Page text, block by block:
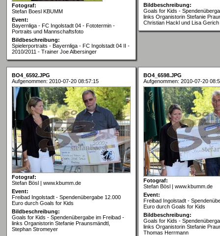
Fotograf:
Stefan Boesl KBUMM
Event:
Bayernliga - FC Ingolstadt 04 - Fototermin -
Portraits und Mannschaftsfoto
Bildbeschreibung:
Spielerportraits - Bayernliga - FC Ingolstadt 04 II -
2010/2011 - Trainer Joe Albersinger
Bildbeschreibung:
Goals for Kids -
links Organistorin Stefanie
Christian Hackl und Lisa Gerich
BO4_6592.JPG
Aufgenommen: 2010-07-20 08:57:15
Fotograf:
Stefan Bösl | www.kbumm.de
Event:
Freibad Ingolstadt - Spendenübergabe 12.000
Euro durch Goals for Kids
Bildbeschreibung:
Goals for Kids - Spendenübergabe im Freibad -
links Organistorin Stefanie Praunsmändtl,
Stephan Stromeyer
BO4_6598.JPG
Aufgenommen: 2010-07-20
Fotograf:
Stefan Bösl | www.kbumm.de
Event:
Freibad Ingolstadt -
Euro durch Goals for Kids
Bildbeschreibung:
Goals for Kids -
links Organistorin Stefanie
Thomas Herrmann